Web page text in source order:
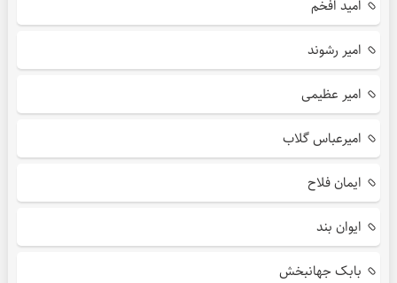
امید افخم
امیر رشوند
امیر عظیمی
امیرعباس گلاب
ایمان فلاح
ایوان بند
بابک جهانبخش